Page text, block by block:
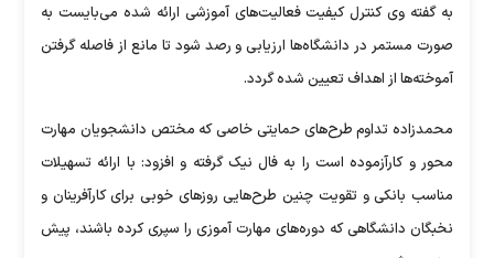
به گفته وی کنترل کیفیت فعالیت‌های آموزشی ارائه شده می‌بایست به
صورت مستمر در دانشگاه‌ها ارزیابی و رصد شود تا مانع از فاصله گرفتن
آموخته‌ها از اهداف تعیین شده گردد.
محمدزاده تداوم طرح‌های حمایتی خاصی که مختص دانشجویان مهارت
محور و کارآزموده است را به فال نیک گرفته و افزود: با ارائه تسهیلات
مناسب بانکی و تقویت چنین طرح‌هایی روزهای خوبی برای کارآفرینان و
نخبگان دانشگاهی که دوره‌های مهارت آموزی را سپری کرده باشند، پیش